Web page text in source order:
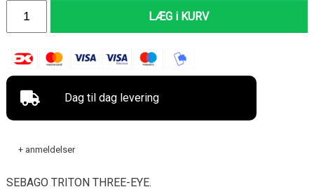
LÆG i KURV
Dag til dag levering
+ anmeldelser
SEBAGO TRITON THREE-EYE.